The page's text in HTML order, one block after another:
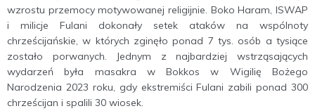
wzrostu przemocy motywowanej religijnie. Boko Haram, ISWAP
i milicje Fulani dokonały setek ataków na wspólnoty
chrześcijańskie, w których zginęło ponad 7 tys. osób a tysiące
zostało porwanych. Jednym z najbardziej wstrząsających
wydarzeń była masakra w Bokkos w Wigilię Bożego
Narodzenia 2023 roku, gdy ekstremiści Fulani zabili ponad 300
chrześcijan i spalili 30 wiosek.